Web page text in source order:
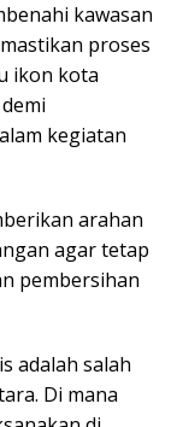
kawasan
proses
ikon kota
kegiatan
arahan
agar tetap
pembersihan
adalah salah
Di mana